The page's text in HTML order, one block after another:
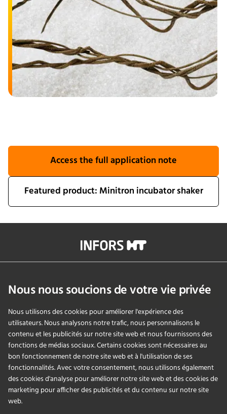
Access the full application note
Featured product: Minitron incubator shaker
Nous nous soucions de votre vie privée
Nous utilisons des cookies pour améliorer l'expérience des
utilisateurs. Nous analysons notre trafic, nous personnalisons le
contenu et les publicités sur notre site web et nous fournissons des
fonctions de médias sociaux. Certains cookies sont nécessaires au
bon fonctionnement de notre site web et à l'utilisation de ses
fonctionnalités. Avec votre consentement, nous utilisons également
des cookies d'analyse pour améliorer notre site web et des cookies de
marketing pour afficher des publicités et du contenu sur notre site
web.
Contactez-nous
PRODUITS
APPLICATIONS
SERVICES